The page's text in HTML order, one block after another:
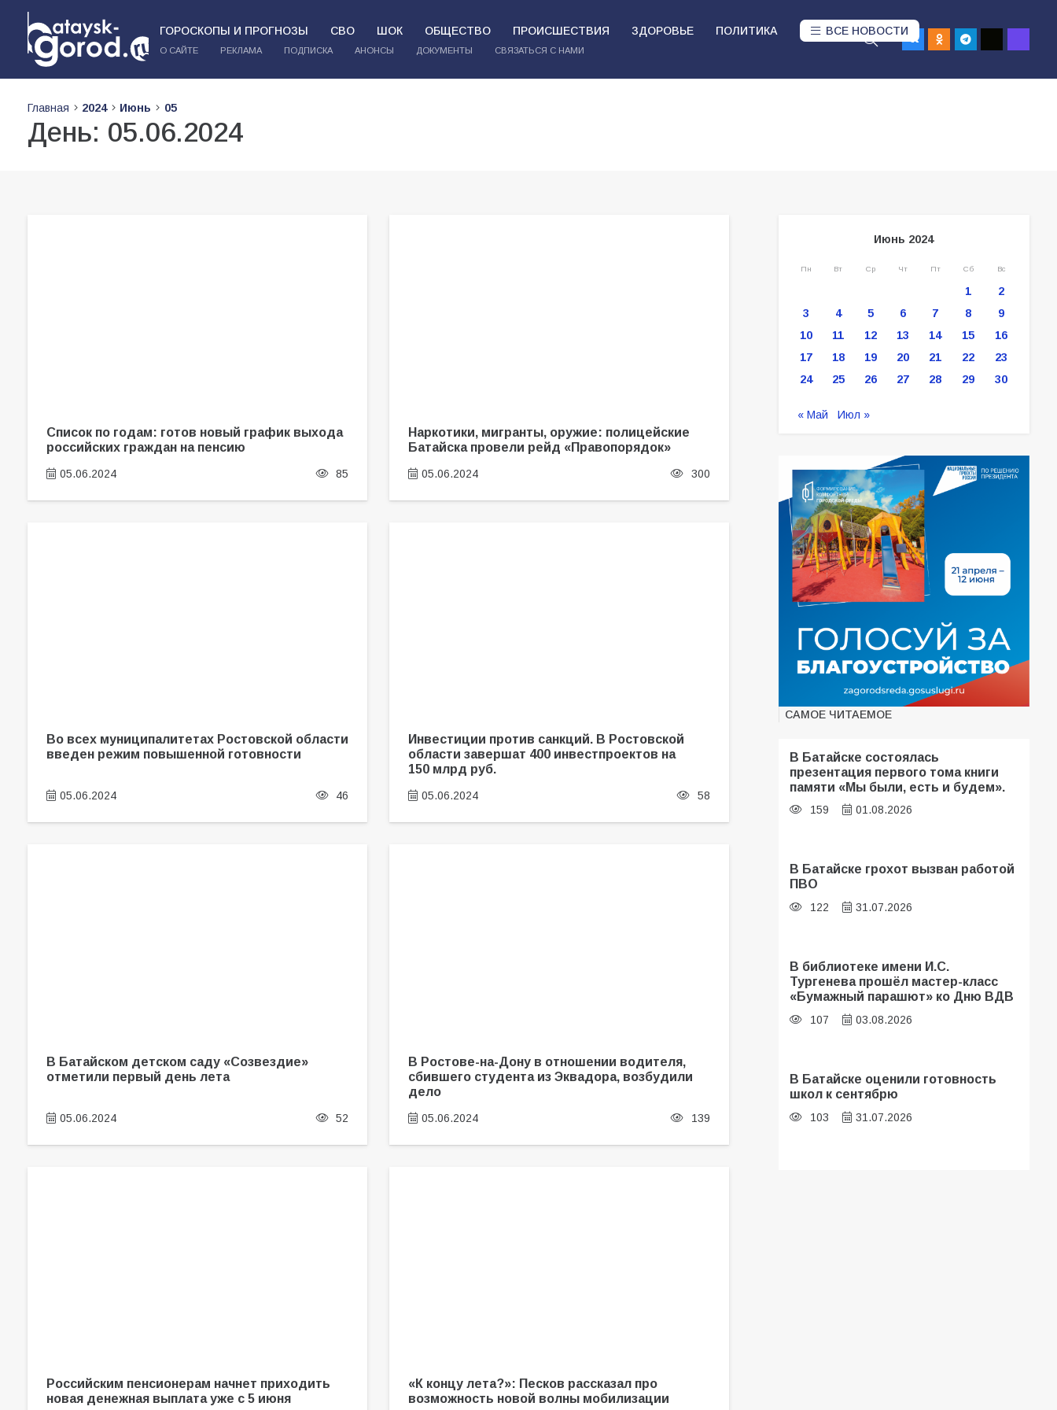
ГОРОСКОПЫ И ПРОГНОЗЫ СВО ШОК ОБЩЕСТВО ПРОИСШЕСТВИЯ ЗДОРОВЬЕ ПОЛИТИКА ВСЕ НОВОСТИ
О САЙТЕ РЕКЛАМА ПОДПИСКА АНОНСЫ ДОКУМЕНТЫ СВЯЗАТЬСЯ С НАМИ
Главная 2024 Июнь 05
День: 05.06.2024
Список по годам: готов новый график выхода
российских граждан на пенсию
05.06.2024 85
Наркотики, мигранты, оружие: полицейские
Батайска провели рейд «Правопорядок»
05.06.2024 300
Во всех муниципалитетах Ростовской области
введен режим повышенной готовности
05.06.2024 46
Инвестиции против санкций. В Ростовской
области завершат 400 инвестпроектов на
150 млрд руб.
05.06.2024 58
В Батайском детском саду «Созвездие»
отметили первый день лета
05.06.2024 52
В Ростове-на-Дону в отношении водителя,
сбившего студента из Эквадора, возбудили
дело
05.06.2024 139
Российским пенсионерам начнет приходить
новая денежная выплата уже с 5 июня
«К концу лета?»: Песков рассказал про
возможность новой волны мобилизации
Июнь 2024
Пн Вт Ср Чт Пт Сб Вс
1
2
3
4 5 6 7 8
9
10
11 12 13 14 15
16
17
18 19 20 21 22
23
24
25 26 27 28 29 30
« Май Июл »
САМОЕ ЧИТАЕМОЕ
В Батайске состоялась
презентация первого тома книги
памяти «Мы были, есть и будем».
159 01.08.2026
В Батайске грохот вызван работой
ПВО
122 31.07.2026
В библиотеке имени И.С.
Тургенева прошёл мастер-класс
«Бумажный парашют» ко Дню ВДВ
107 03.08.2026
В Батайске оценили готовность
школ к сентябрю
103 31.07.2026